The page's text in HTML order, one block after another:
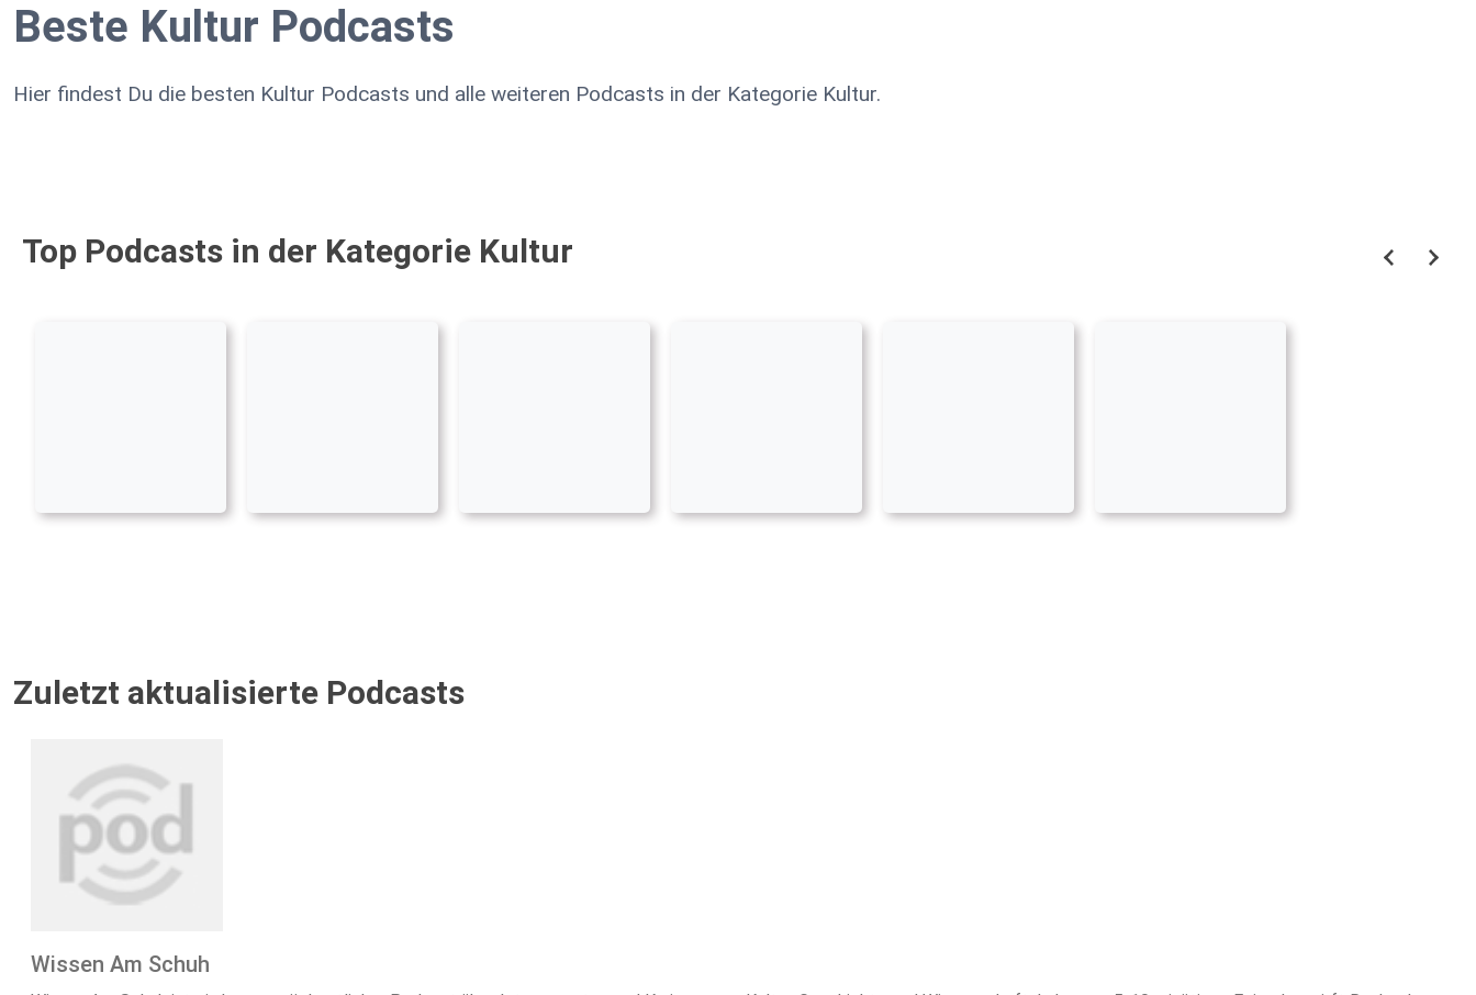
Beste Kultur Podcasts
Hier findest Du die besten Kultur Podcasts und alle weiteren Podcasts in der Kategorie Kultur.
Top Podcasts in der Kategorie Kultur
Zuletzt aktualisierte Podcasts
Wissen Am Schuh